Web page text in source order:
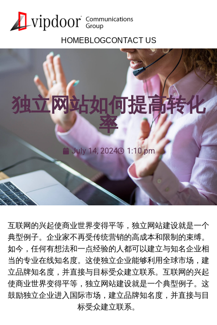
HOMEBLOGCONTACT US
独立网站如何提高转化
率
July 14, 2024 1:10 pm
互联网的兴起使商业世界变得平等，独立网站建设就是一个
典型例子。企业家不再受传统营销的高成本和限制的束缚。
如今，任何有想法和一点经验的人都可以建立与知名企业相
当的专业在线知名度。这使独立企业能够利用全球市场，建
立品牌知名度，并直接与目标受众建立联系。互联网的兴起
使商业世界变得平等，独立网站建设就是一个典型例子。这
鼓励独立企业进入国际市场，建立品牌知名度，并直接与目
标受众建立联系。